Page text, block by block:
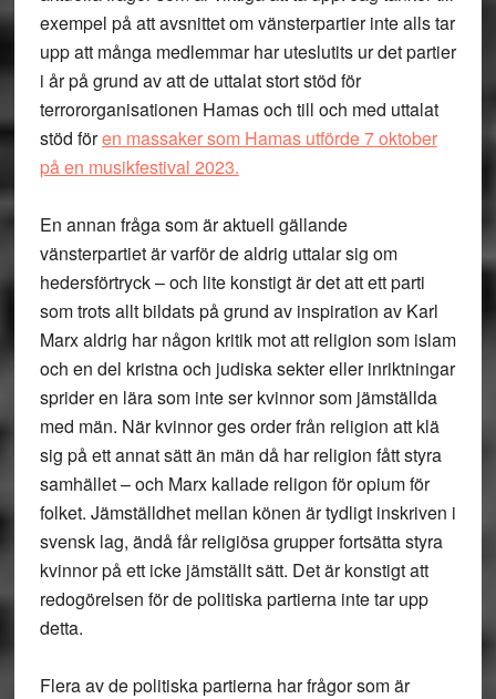
exempel på att avsnittet om vänsterpartier inte alls tar
upp att många medlemmar har uteslutits ur det partier
i år på grund av att de uttalat stort stöd för
terrororganisationen Hamas och till och med uttalat
stöd fören massaker som Hamas utförde 7 oktober
på en musikfestival 2023.
En annan fråga som är aktuell gällande
vänsterpartiet är varför de aldrig uttalar sig om
hedersförtryck – och lite konstigt är det att ett parti
som trots allt bildats på grund av inspiration av Karl
Marx aldrig har någon kritik mot att religion som islam
och en del kristna och judiska sekter eller inriktningar
sprider en lära som inte ser kvinnor som jämställda
med män. När kvinnor ges order från religion att klä
sig på ett annat sätt än män då har religion fått styra
samhället – och Marx kallade religon för opium för
folket. Jämställdhet mellan könen är tydligt inskriven i
svensk lag, ändå får religiösa grupper fortsätta styra
kvinnor på ett icke jämställt sätt. Det är konstigt att
redogörelsen för de politiska partierna inte tar upp
detta.
Flera av de politiska partierna har frågor som är